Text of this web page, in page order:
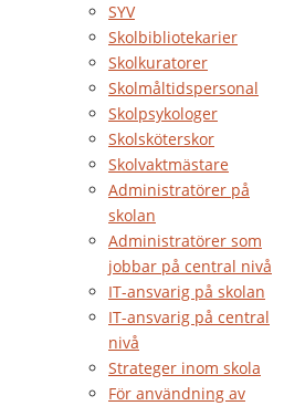
SYV
Skolbibliotekarier
Skolkuratorer
Skolmåltidspersonal
Skolpsykologer
Skolsköterskor
Skolvaktmästare
Administratörer på
skolan
Administratörer som
jobbar på central nivå
IT-ansvarig på skolan
IT-ansvarig på central
nivå
Strateger inom skola
För användning av